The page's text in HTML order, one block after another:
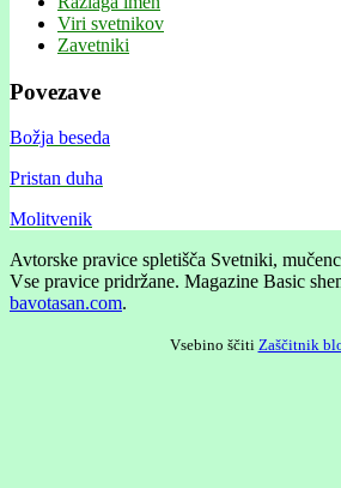
Viri svetnikov
Zavetniki
Povezave
Božja beseda
Pristan duha
Molitvenik
Avtorske pravice spletišča Svetniki,
Vse pravice pridržane. Magazine Basic
bavotasan.com.
Vsebino ščiti Zaščitnik